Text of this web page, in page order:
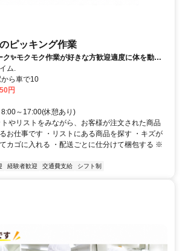
ピッキング作業
ク✨モクモク作業が好きな方歓迎適度に体を動か
ム.
ら車で10
円
～17:00(休憩あり)
やリストをみながら、お客様が注文された商品
お仕事です ・リストにある商品を探す ・キズが
カゴに入れる ・配送ごとに仕分けて梱包する ※
経験者歓迎 交通費支給 シフト制